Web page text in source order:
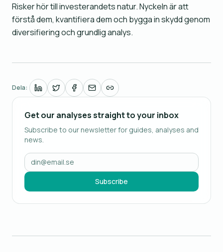
Risker hör till investerandets natur. Nyckeln är att
förstå dem, kvantifiera dem och bygga in skydd genom
diversifiering och grundlig analys.
Dela:
Get our analyses straight to your inbox
Subscribe to our newsletter for guides, analyses and
news.
Subscribe